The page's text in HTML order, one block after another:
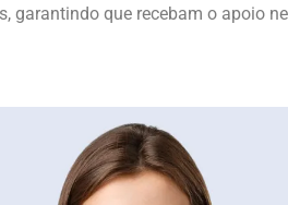
garantindo que recebam o apoio